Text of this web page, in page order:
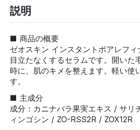
説明
■ 商品の概要
ゼオスキン インスタントポアレフ
目立たなくするセラムです。開いた
時に、肌のキメを整えます。軽い使
す。
■ 主成分
成分：カニナバラ果実エキス / サリ
ィンゴシン / ZO-RSS2R / ZOX12R